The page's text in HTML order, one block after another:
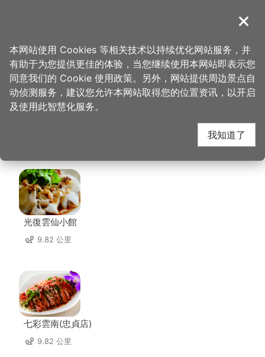
導覽
首页 > 想去的地方 > 三坑自然生态公园
三坑自然生态公园 周边
店家
光復雲仙小館
9.82 公里
七彩雲南(忠貞店)
9.82 公里
关闭
本网站使用 Cookies 等相关技术以持续优化网站服务，并
有助于为您提供更佳的体验，当您继续使用本网站即表示您
同意我们的 Cookie 使用政策。另外，网站提供周边景点自
动侦测服务，建议您允许本网站取得您的位置资讯，以开启
及使用此智慧化服务。
我知道了